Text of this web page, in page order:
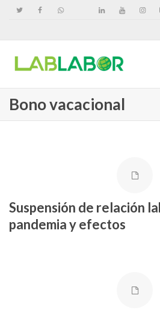
Bono vacacional
Suspensión de relación
pandemia y efectos